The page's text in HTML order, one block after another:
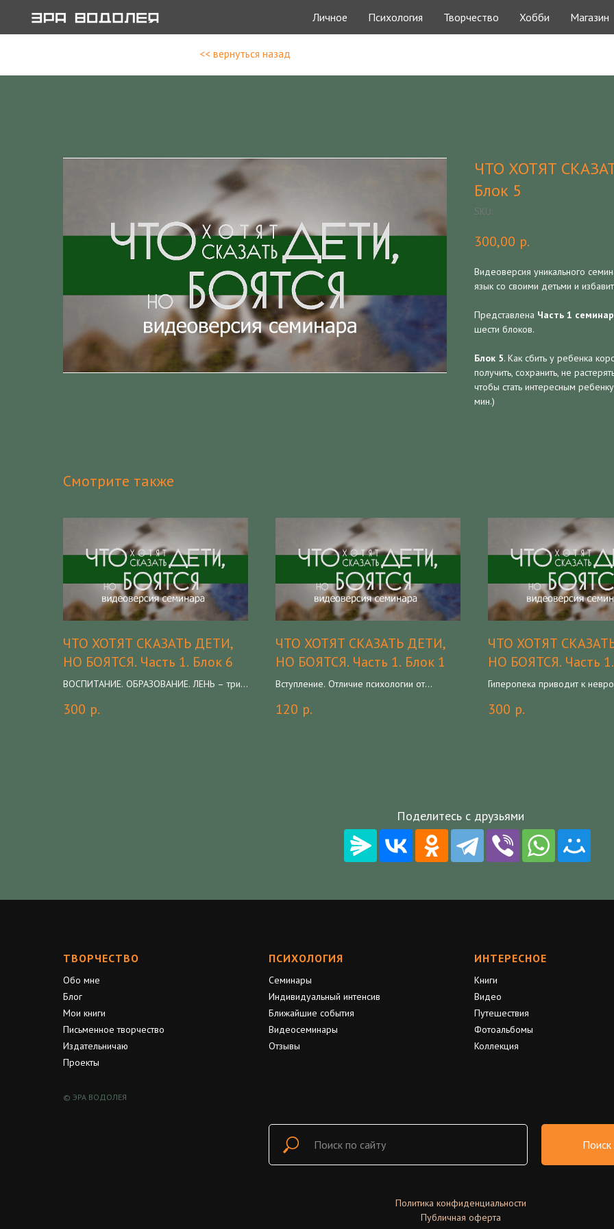
Личное Психология Творчество Хобби Магазин
<< вернуться назад
ЧТО ХОТЯТ
Блок 5
SKU:
300,00 р.
Видеоверсия уникального
язык со своими детьми и
Представлена Часть 1
шести блоков.
Блок 5. Как сбить у ребенка
получить, сохранить, не
чтобы стать интересным
мин.)
Смотрите также
ЧТО ХОТЯТ СКАЗАТЬ ДЕТИ,
НО БОЯТСЯ. Часть 1. Блок 6
ВОСПИТАНИЕ. ОБРАЗОВАНИЕ. ЛЕНЬ – три
понимаем, потому и вредим детям. Каким
300 р.
ЧТО ХОТЯТ СКАЗАТЬ ДЕТИ,
НО БОЯТСЯ. Часть 1. Блок 1
Вступление. Отличие психологии от
Коммуникационный биатлон. Базовые
120 р.
ЧТО ХОТЯТ
НО БОЯТСЯ. Часть
Гиперопека приводит к
детском мире скверна. Кто
300 р.
Поделитесь с друзьями
ТВОРЧЕСТВО
Обо мне
Блог
Мои книги
Письменное творчество
Издательничаю
Проекты
ПСИХОЛОГИЯ
Семинары
Индивидуальный интенсив
Ближайшие события
Видеосеминары
Отзывы
ИНТЕРЕСНОЕ
Книги
Видео
Путешествия
Фотоальбомы
Коллекция
© ЭРА ВОДОЛЕЯ
Поиск
Политика конфиденциальности
Публичная оферта